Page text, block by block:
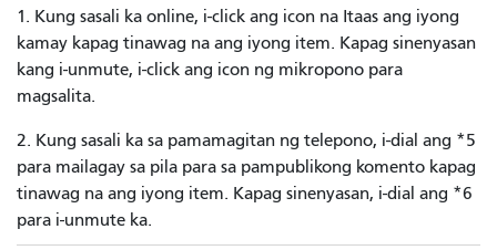
1. Kung sasali ka online, i-click ang icon na Itaas ang iyong
kamay kapag tinawag na ang iyong item. Kapag sinenyasan
kang i-unmute, i-click ang icon ng mikropono para
magsalita.
2. Kung sasali ka sa pamamagitan ng telepono, i-dial ang *5
para mailagay sa pila para sa pampublikong komento kapag
tinawag na ang iyong item. Kapag sinenyasan, i-dial ang *6
para i-unmute ka.